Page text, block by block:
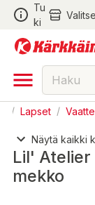
Tu
ki
/ Lapset /
Näytä kaikki
Lil' Atelier
mekko